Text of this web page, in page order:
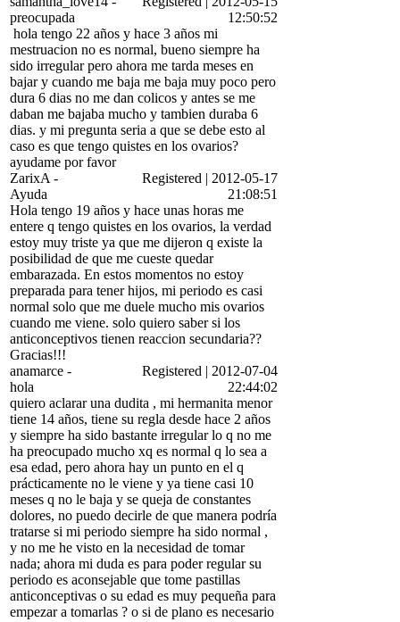
preocupada
12:50:52
hola tengo 22 años y hace 3 años mi
mestruacion no es normal, bueno siempre ha
sido irregular pero ahora me tarda meses en
bajar y cuando me baja me baja muy poco pero
dura 6 dias no me dan colicos y antes se me
daban me bajaba mucho y tambien duraba 6
dias. y mi pregunta seria a que se debe esto al
caso es que tengo quistes en los ovarios?
ayudame por favor
ZarixA -
Ayuda
Registered | 2012-05-17
21:08:51
Hola tengo 19 años y hace unas horas me
entere q tengo quistes en los ovarios, la verdad
estoy muy triste ya que me dijeron q existe la
posibilidad de que me cueste quedar
embarazada. En estos momentos no estoy
preparada para tener hijos, mi periodo es casi
normal solo que me duele mucho mis ovarios
cuando me viene. solo quiero saber si los
anticonceptivos tienen reaccion secundaria??
Gracias!!!
anamarce -
hola
Registered | 2012-07-04
22:44:02
quiero aclarar una dudita , mi hermanita menor
tiene 14 años, tiene su regla desde hace 2 años
y siempre ha sido bastante irregular lo q no me
ha preocupado mucho xq es normal q lo sea a
esa edad, pero ahora hay un punto en el q
prácticamente no le viene y ya tiene casi 10
meses q no le baja y se queja de constantes
dolores, no puedo decirle de que manera podría
tratarse si mi periodo siempre ha sido normal ,
y no me he visto en la necesidad de tomar
nada; ahora mi duda es para poder regular su
periodo es aconsejable que tome pastillas
anticonceptivas o su edad es muy pequeña para
empezar a tomarlas ? o si de plano es necesario